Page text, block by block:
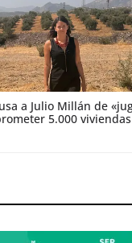
a Julio Millán de
5.000